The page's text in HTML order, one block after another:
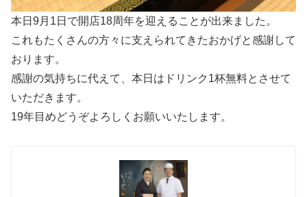
本日9月1日で開店18周年を迎えることが出来ました。
これもたくさんの方々に支えられてきたおかげと感謝して
おります。
感謝の気持ちに代えて、本日はドリンク1杯無料とさせて
いただきます。
19年目めどうぞよろしくお願いいたします。